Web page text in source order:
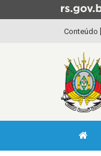
para
Ir
a
Conteúdo